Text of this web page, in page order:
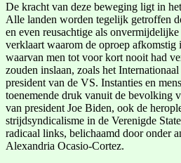
De kracht van deze beweging ligt in
Alle landen worden tegelijk getroffen
en even reusachtige als
verklaart waarom de oproep afkomstig
waarvan men tot voor kort nooit had
zouden inslaan, zoals het
president van de VS. Instanties en
toenemende druk vanuit de bevolking
van president Joe Biden, ook de
strijdsyndicalisme in de Verenigde
radicaal links, belichaamd door onder
Alexandria Ocasio-Cortez.